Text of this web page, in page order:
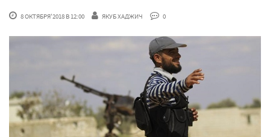
8 ОКТЯБРЯ'2018 В 12:00 ЯКУБ ХАДЖИЧ 0